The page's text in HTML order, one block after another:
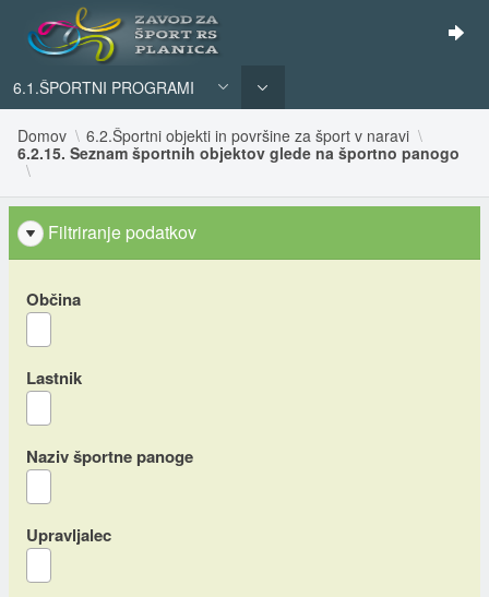
6.1.ŠPORTNI PROGRAMI
Domov
6.2.Športni objekti in površine za šport v naravi
6.2.15. Seznam športnih objektov glede na športno panogo
Filtriranje podatkov
Občina
Lastnik
Naziv športne panoge
Upravljalec